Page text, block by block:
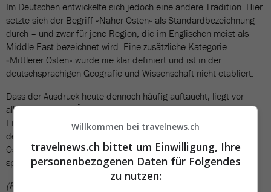
Im Deutschen entwickelte sich jedoch eine andere Tradition. Hier
setzte sich der Begriff «Naher Osten» als Standardbezeichnung
durch – und zwar für jene Region, die im Englischen meist als
Middle East bezeichnet wird. Eine zusätzliche Kategorie
«Mittlerer Osten» wurde nie klar definiert und ist in der
deutschsprachigen Geografie und Wissenschaft nicht etabliert.
Dass der Ausdruck heute dennoch häufig auftaucht, liegt vor
allem an direkten Übersetzungen aus dem Englischen und dem
Einfluss internationaler Medien. Sprachlich präziser – und im
deutschen Sprachraum korrekt – ist jedoch weiterhin der «Nahe
Osten». Wer also über Konflikte rund um den Persischen Golf
spricht, fährt mit diesem Begriff eindeutig besser.
(RSU)
Willkommen bei travelnews.ch
travelnews.ch bittet um Einwilligung, Ihre
personenbezogenen Daten für Folgendes
zu nutzen: